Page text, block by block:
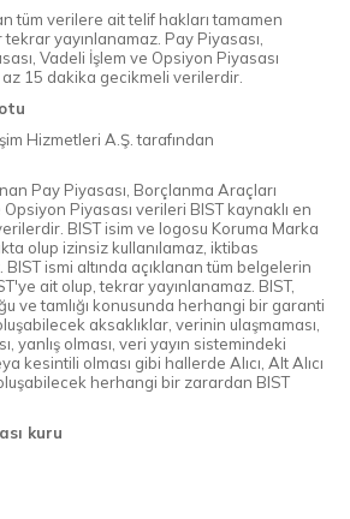
tüm verilere ait telif hakları tamamen
yayınlanamaz. Pay Piyasası,
Vadeli İşlem ve Opsiyon Piyasası
15 dakika gecikmeli verilerdir.
Hizmetleri A.Ş. tarafından
Pay Piyasası, Borçlanma Araçları
Opsiyon Piyasası verileri BIST kaynaklı en
BIST isim ve logosu Koruma Marka
olup izinsiz kullanılamaz, iktibas
ismi altında açıklanan tüm belgelerin
ait olup, tekrar yayınlanamaz. BIST,
ve tamlığı konusunda herhangi bir garanti
aksaklıklar, verinin ulaşmaması,
yanlış olması, veri yayın sistemindeki
kesintili olması gibi hallerde Alıcı, Alt Alıcı
herhangi bir zarardan BIST
kuru